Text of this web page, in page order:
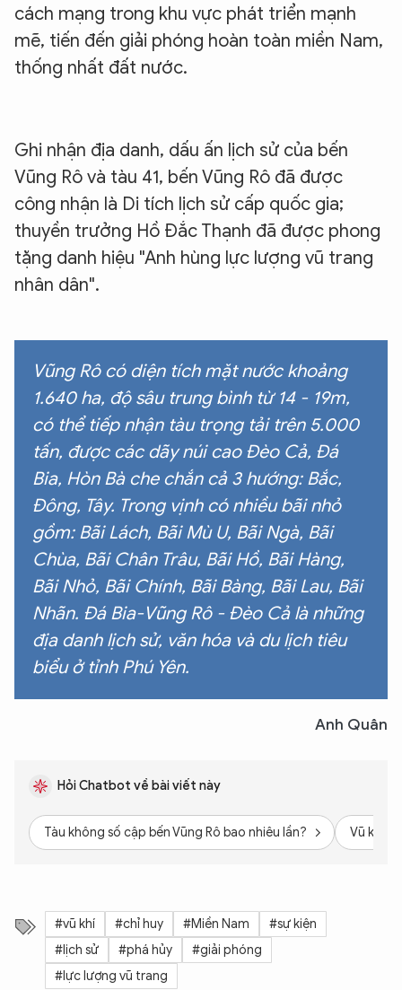
cách mạng trong khu vực phát triển mạnh
mẽ, tiến đến giải phóng hoàn toàn miền Nam,
thống nhất đất nước.
Ghi nhận địa danh, dấu ấn lịch sử của bến
Vũng Rô và tàu 41, bến Vũng Rô đã được
công nhận là Di tích lịch sử cấp quốc gia;
thuyền trưởng Hồ Đắc Thạnh đã được phong
tặng danh hiệu "Anh hùng lực lượng vũ trang
nhân dân".
Vũng Rô có diện tích mặt nước khoảng
1.640 ha, độ sâu trung bình từ 14 - 19m,
có thể tiếp nhận tàu trọng tải trên 5.000
tấn, được các dãy núi cao Đèo Cả, Đá
Bia, Hòn Bà che chắn cả 3 hướng: Bắc,
Đông, Tây. Trong vịnh có nhiều bãi nhỏ
gồm: Bãi Lách, Bãi Mù U, Bãi Ngà, Bãi
Chùa, Bãi Chân Trâu, Bãi Hồ, Bãi Hàng,
Bãi Nhỏ, Bãi Chính, Bãi Bàng, Bãi Lau, Bãi
Nhãn. Đá Bia-Vũng Rô - Đèo Cả là những
địa danh lịch sử, văn hóa và du lịch tiêu
biểu ở tỉnh Phú Yên.
Anh Quân
Hỏi Chatbot về bài viết này
Tàu không số cập bến Vũng Rô bao nhiêu lần? Vũ khí
#vũ khí #chỉ huy #Miền Nam
#sự kiện
#lịch sử
#phá hủy
#giải phóng
#lực lượng vũ trang